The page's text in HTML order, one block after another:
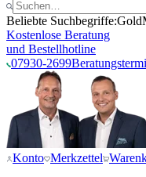
Beliebte Suchbegriffe:Gold
Kostenlose Beratung
und Bestellhotline
07930-2699
Konto Merkzettel